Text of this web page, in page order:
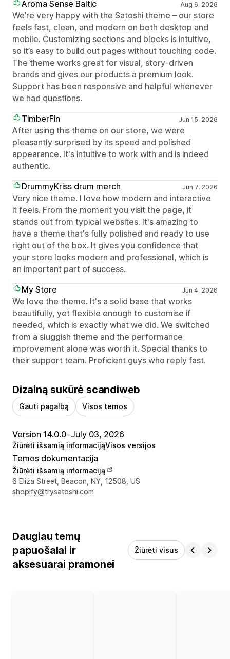
Aroma Sense Baltic Aug 6, 2026
We’re very happy with the Satoshi theme – our store
feels fast, clean, and modern on both desktop and
mobile. Customizing sections and blocks is intuitive,
so it’s easy to build out pages without touching code.
The theme works great for visual, story‑driven
brands and gives our products a premium look.
Support has been responsive and helpful whenever
we had questions.
TimberFin
Jun 15, 2026
After using this theme on our store, we were
pleasantly surprised by its speed and polished
appearance. It's intuitive to work with and is indeed
authentic.
DrummyKriss drum merch
Jun 7, 2026
Very nice theme. I love how modern and interactive
it feels. From the moment you visit the page, it
stands out from typical websites. It's amazing to
have a theme that's fully polished and ready to use
right out of the box. It gives you confidence that
your store looks modern and professional, which is
an important part of success.
My Store
Jun 4, 2026
We love the theme. It's a solid base that works
beautifully, yet flexible enough to customise if
needed, which is exactly what we did. We switched
from a sluggish theme and the performance
improvement alone was worth it. Special thanks to
their support team. Proficient guys who reply fast.
Dizainą sukūrė scandiweb
Gauti pagalbą Visos temos
Version 14.0.0•July 03, 2026
Žiūrėti išsamią informacijąVisos versijos
Temos dokumentacija
Žiūrėti išsamią informaciją
Kūrėjo kontaktiniai duomenys
6 Eliza Street, Beacon, NY, 12508, US
shopify@trysatoshi.com
Daugiau temų
papuošalai ir
aksesuarai pramonei
Žiūrėti visus